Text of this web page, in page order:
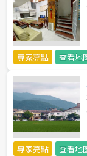
專家亮點
查看地
專家亮點
查看地